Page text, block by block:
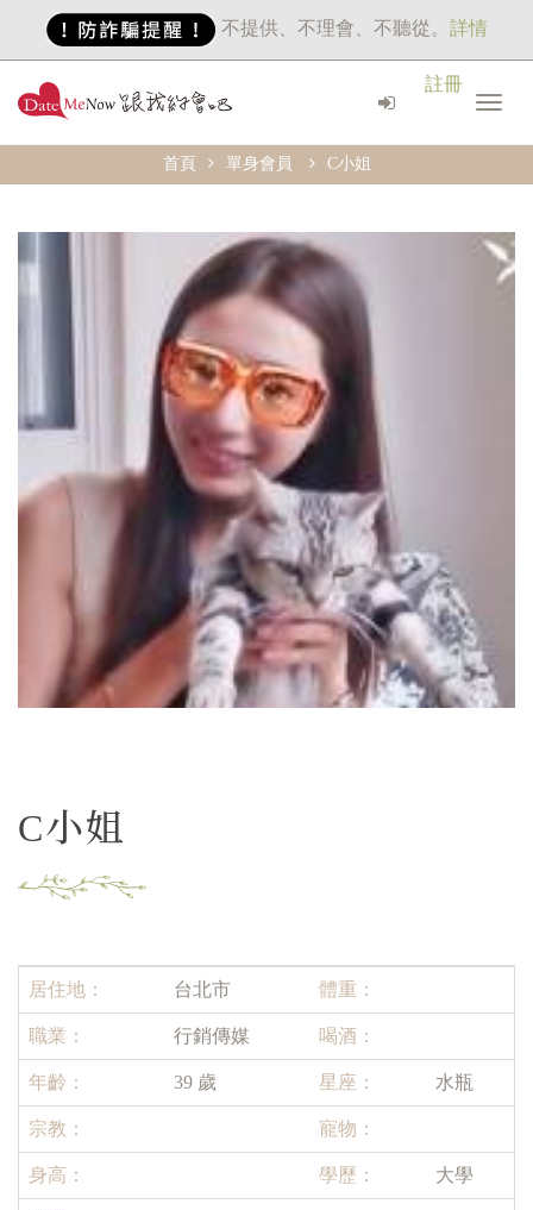
不提供、不理會、不聽從。 詳情
註冊
首頁 單身會員 C小姐
C小姐
居住地： 台北市 體重：
職業： 行銷傳媒 喝酒：
年齡： 39 歲 星座： 水瓶
宗教： 寵物：
身高： 學歷： 大學